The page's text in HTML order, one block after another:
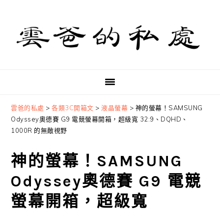
primary
navigation
content
primary
sidebar
雲爸的私處 >各類3C開箱文 >液晶螢幕 > 神的螢幕！SAMSUNG
Odyssey奧德賽 G9 電競螢幕開箱，超級寬 32:9、DQHD、
1000R 的無敵視野
神的螢幕！SAMSUNG
Odyssey奧德賽 G9 電競
螢幕開箱，超級寬